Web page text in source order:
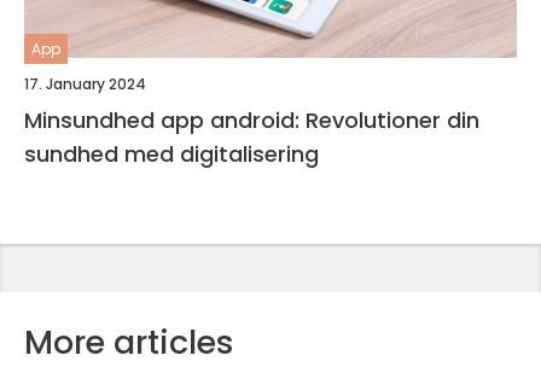
App
17. January 2024
Minsundhed app android: Revolutioner din
sundhed med digitalisering
More articles